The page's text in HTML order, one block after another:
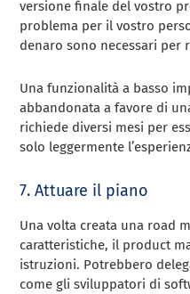
versione finale del vostro
problema per il vostro
denaro sono necessari per
Una funzionalità a basso
abbandonata a favore di
richiede diversi mesi per
solo leggermente
7. Attuare il piano
Una volta creata una road
caratteristiche, il product
istruzioni. Potrebbero
come gli sviluppatori di